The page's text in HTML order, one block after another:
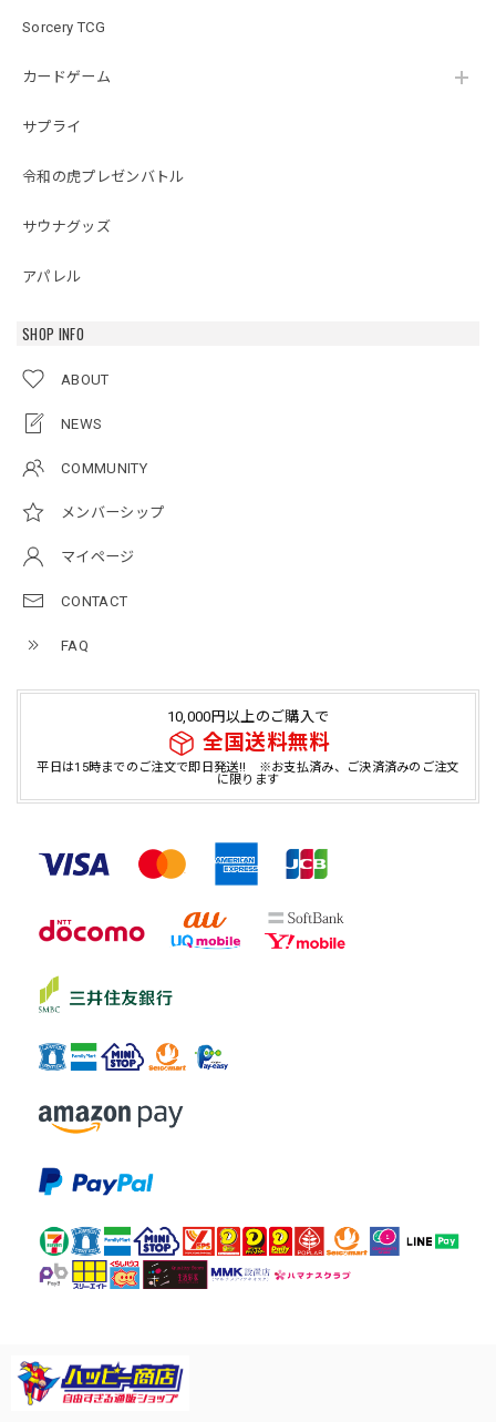
Sorcery TCG
カードゲーム
サプライ
令和の虎プレゼンバトル
サウナグッズ
アパレル
SHOP INFO
ABOUT
NEWS
COMMUNITY
メンバーシップ
マイページ
CONTACT
FAQ
10,000円以上のご購入で
全国送料無料
平日は15時までのご注文で即日発送!! ※お支払済み、ご決済済みのご注文
に限ります